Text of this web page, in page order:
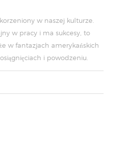
w naszej kulturze.
w pracy i ma sukcesy, to
w fantazjach amerykańskich
i powodzeniu.